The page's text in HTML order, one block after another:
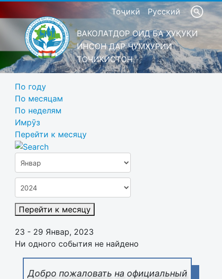
Тоҷикӣ Русский
ВАКОЛАТДОР ОИД БА ҲУҚУҚИ
ИНСОН ДАР ҶУМҲУРИИ
ТОҶИКИСТОН
Добро пожаловать на официальный
По году
По месяцам
По неделям
Имрӯз
Перейти к месяцу
Перейти к месяцу
23 - 29 Январ, 2023
Ни одного события не найдено